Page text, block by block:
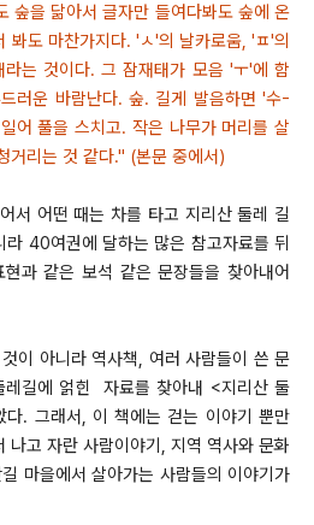
숲을 닮아서 글자만 들여다봐도 숲에 온
봐도 마찬가지다. 'ㅅ'의 날카로움, 'ㅍ'의
는 것이다. 그 잠재태가 모음 'ㅜ'에 함
러운 바람난다. 숲. 길게 발음하면 '수-
어 풀을 스치고. 작은 나무가 머리를 살
거리는 것 같다." (본문 중에서)
서 어떤 때는 차를 타고 지리산 둘레 길
40여권에 달하는 많은 참고자료를 뒤
과 같은 보석 같은 문장들을 찾아내어
이 아니라 역사책, 여러 사람들이 쓴 문
레길에 얽힌 자료를 찾아내 <지리산 둘
. 그래서, 이 책에는 걷는 이야기 뿐만
나고 자란 사람이야기, 지역 역사와 문화
마을에서 살아가는 사람들의 이야기가